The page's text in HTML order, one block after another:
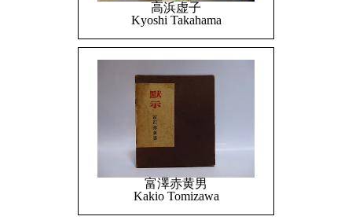
高浜虚子
Kyoshi Takahama
富澤赤黄男
Kakio Tomizawa